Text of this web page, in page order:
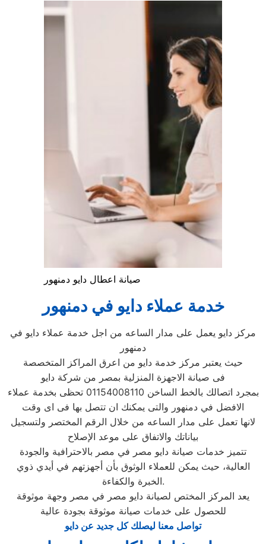
صيانة اعطال دايو دمنهور
خدمة عملاء دايو في دمنهور
مركز دايو يعمل على مدار الساعه من اجل خدمة عملاء دايو في
دمنهور
حيث يعتبر مركز خدمة دايو من اعرق المراكز المتخصصة
فى صيانة الاجهزة المنزلية بمصر من شركة دايو
بمجرد اتصالك بالخط الساخن 01154008110 تحظى بخدمة عملاء
الافضل في دمنهور والتى يمكنك ان تتصل بها فى اى وقت
لانها تعمل على مدار الساعه من خلال الرقم المختصر ولتسجيل
بياناتك والاتفاق على موعد الإصلاح
تتميز خدمات صيانة دايو مصر في مصر بالاحترافية والجودة
العالية، حيث يمكن للعملاء الوثوق بأن أجهزتهم في أيدي ذوي
الخبرة والكفاءة.
يعد المركز المختص لصيانة دايو مصر في مصر وجهة موثوقة
للحصول على خدمات صيانة موثوقة بجودة عالية
تواصل معنا ليصلك كل جديد عن دايو